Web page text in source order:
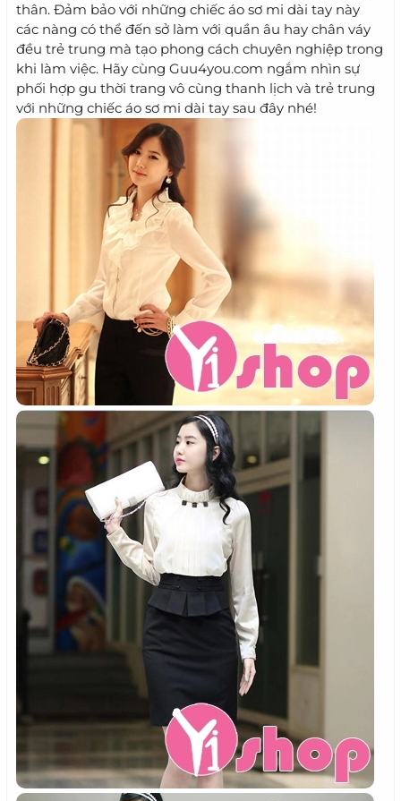
thân. Đảm bảo với những chiếc áo sơ mi dài tay này
các nàng có thể đến sở làm với quần âu hay chân váy
đều trẻ trung mà tạo phong cách chuyên nghiệp trong
khi làm việc. Hãy cùng Guu4you.com ngắm nhìn sự
phối hợp gu thời trang vô cùng thanh lịch và trẻ trung
với những chiếc áo sơ mi dài tay sau đây nhé!